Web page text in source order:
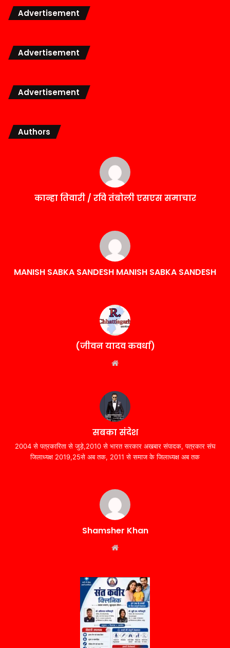
Advertisement
Advertisement
Advertisement
Authors
कान्हा तिवारी / रवि तंबोली एसएस समाचार
MANISH SABKA SANDESH MANISH SABKA SANDESH
(जीवन यादव कवर्धा)
सबका संदेश
2004 से पत्रकारिता से जुड़े,2010 से भारत सरकार अखबार संपादक, पत्रकार संघ
जिलाध्यक्ष 2019,25से अब तक, 2011 से समाज के जिलाध्यक्ष अब तक
Shamsher Khan